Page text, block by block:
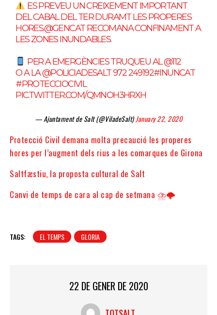
ES PREVEU UN CREIXEMENT IMPORTANT
DEL CABAL DEL TER DURAMT LES PROPERES
HORES.@GENCATRECOMANA CONFINAMENT A
LES ZONES INUNDABLES.
PER A EMERGÈNCIES TRUQUEU AL@112
O A LA@POLICIADESALT972 249192#INUNCAT
#PROTECCIOCIVIL
PIC.TWITTER.COM/QMNOH3HRXH
— Ajuntament de Salt (@ViladeSalt)January 22, 2020
Protecció Civil demana molta precaució les properes
hores per l’augment dels rius a les comarques de Girona
Saltfæstiu, la proposta cultural de Salt
Canvi de temps de cara al cap de setmana ⛈🌩
TAGS: EL TEMPS GLORIA
22 DE GENER DE 2020